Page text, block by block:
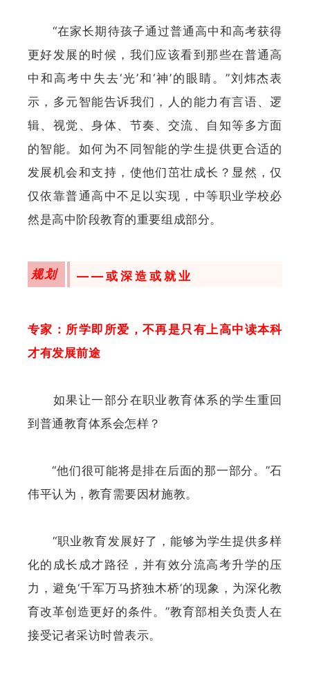
“在家长期待孩子通过普通高中和高考获得
更好发展的时候，我们应该看到那些在普通高
中和高考中失去‘光’和‘神’的眼睛。”刘炜杰表
示，多元智能告诉我们，人的能力有言语、逻
辑、视觉、身体、节奏、交流、自知等多方面
的智能。如何为不同智能的学生提供更合适的
发展机会和支持，使他们茁壮成长？显然，仅
仅依靠普通高中不足以实现，中等职业学校必
然是高中阶段教育的重要组成部分。
规划 ——或深造或就业
专家：所学即所爱，不再是只有上高中读本科
才有发展前途
如果让一部分在职业教育体系的学生重回
到普通教育体系会怎样？
“他们很可能将是排在后面的那一部分。”石
伟平认为，教育需要因材施教。
“职业教育发展好了，能够为学生提供多样
化的成长成才路径，并有效分流高考升学的压
力，避免‘千军万马挤独木桥’的现象，为深化教
育改革创造更好的条件。”教育部相关负责人在
接受记者采访时曾表示。